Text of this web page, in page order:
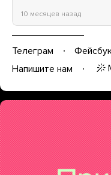
10 месяцев назад
Телеграм
Напишите нам